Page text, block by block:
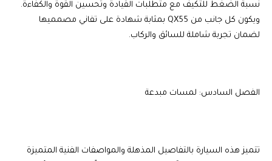
نسبة الضغط للتكيف مع متطلبات القيادة وتحسين القوة والكفاءة.
ويكون كل جانب من QX55 بمثابة شهادة على تفاني مصمميها
لضمان تجربة شاملة للسائق والركاب.
الفصل السادس: لمسات مبدعة
تتميز هذه السيارة بالتفاصيل المذهلة والمواصفات الفنية المتميزة